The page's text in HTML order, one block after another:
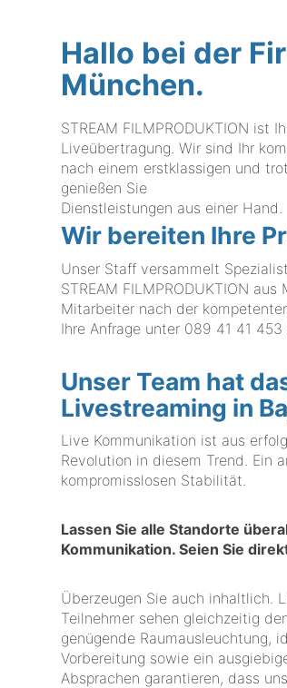
Hallo bei der
München.
STREAM FILMPRODUKTION
Liveübertragung. Wir sind Ihr
nach einem erstklassigen und
genießen Sie
Dienstleistungen aus einer Hand.
Wir bereiten Ihre
Unser Staff versammelt
STREAM FILMPRODUKTION
Mitarbeiter nach der
Ihre Anfrage unter 089 41 41 453
Unser Team hat
Livestreaming in
Live Kommunikation ist aus
Revolution in diesem Trend. Ein
kompromisslosen Stabilität.
Lassen Sie alle Standorte
Kommunikation. Seien Sie
Überzeugen Sie auch inhaltlich.
Teilnehmer sehen gleichzeitig
genügende Raumausleuchtung,
Vorbereitung sowie ein
Absprachen garantieren, dass